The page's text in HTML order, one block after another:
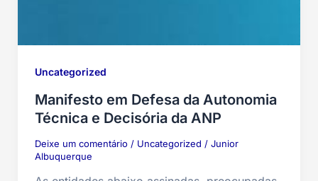
Uncategorized
Manifesto em Defesa da Autonomia
Técnica e Decisória da ANP
Deixe um comentário / Uncategorized / Junior
Albuquerque